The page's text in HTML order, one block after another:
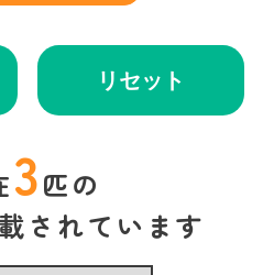
リセット
3匹の
されています